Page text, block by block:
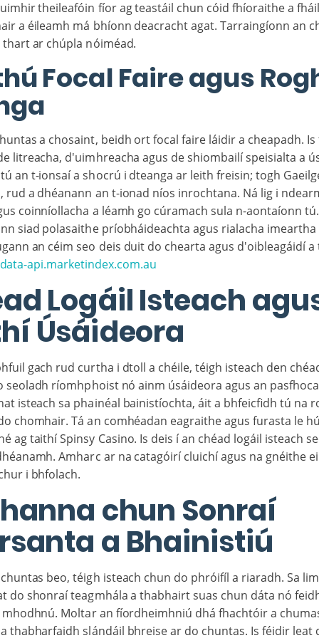
theileafóin fíor ag teastáil chun cóid fhíoraithe a
a éileamh má bhíonn deacracht agat. Tarraingíonn an
ar chúpla nóiméad.
Focal Faire agus
a chosaint, beidh ort focal faire láidir a cheapadh.
litreacha, d'uimhreacha agus de shiombailí speisialta a
an t-ionsaí a shocrú i dteanga ar leith freisin; togh
rud a dhéanann an t-ionad níos inrochtana. Ná lig i
coinníollacha a léamh go cúramach sula n-aontaíonn tú.
siad polasaithe príobháideachta agus rialacha imeartha
an céim seo deis duit do chearta agus d'oibleagáidí
data-api.marketindex.com.au
Logáil Isteach
Úsáideora
gach rud curtha i dtoll a chéile, téigh isteach den
seoladh ríomhphoist nó ainm úsáideora agus an
isteach sa phainéal bainistíochta, áit a bhfeicfidh tú na
chomhair. Tá an comhéadan eagraithe agus furasta le
ag taithí Spinsy Casino. Is deis í an chéad logáil isteach
Amharc ar na catagóirí cluichí agus na gnéithe
i bhfolach.
chun Sonraí
a Bhainistiú
beo, téigh isteach chun do phróifíl a riaradh. Sa
do shonraí teagmhála a thabhairt suas chun dáta nó
mhodhnú. Moltar an fíordheimhniú dhá fhachtóir a
thabharfaidh slándáil bhreise ar do chuntas. Is féidir leat